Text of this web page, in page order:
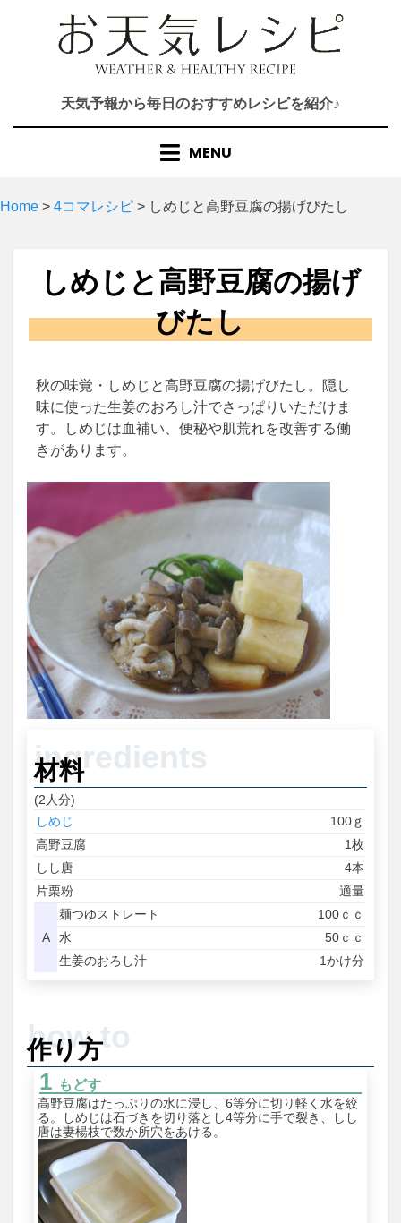
天気予報から毎日のおすすめレシピを紹介♪
MENU
Home > 4コマレシピ > しめじと高野豆腐の揚げびたし
しめじと高野豆腐の揚げ
びたし
秋の味覚・しめじと高野豆腐の揚げびたし。隠し
味に使った生姜のおろし汁でさっぱりいただけま
す。しめじは血補い、便秘や肌荒れを改善する働
きがあります。
材料
(2人分)
しめじ
100ｇ
高野豆腐
1枚
しし唐
4本
片栗粉
適量
A
麺つゆストレート
100ｃｃ
水
50ｃｃ
生姜のおろし汁
1かけ分
作り方
もどす
高野豆腐はたっぷりの水に浸し、6等分に切り軽く水を絞
る。しめじは石づきを切り落とし4等分に手で裂き、しし
唐は妻楊枝で数か所穴をあける。